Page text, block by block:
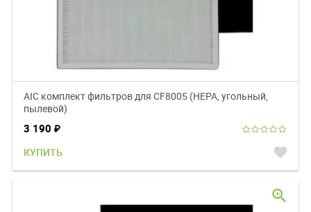
AIC комплект фильтров для CF8005 (НЕРА, угольный,
пылевой)
3 190 ₽
КУПИТЬ favorite
zoom_in